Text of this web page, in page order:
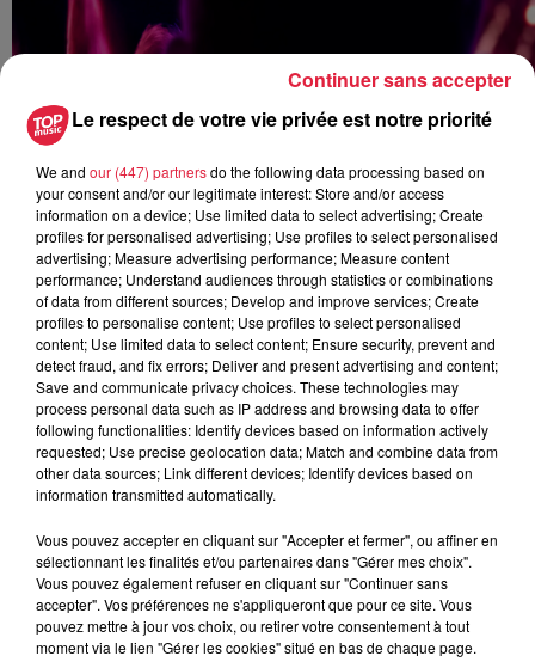
Il n’y a plus d'arrêté préfectoral en vigueur dans le Bas-Rhin
qui interdit les feux d’artifice. Mais en raison de la
sécheresse et des risques de feux de forêts, la préfète du
Bas-Rhin déconseille les tirs de feux d’artifice.
Le respect de votre vie privée est notre priorité
We and our (447) partnersdo the following data processing based on
your consent and/or our legitimate interest: Store and/or access
information on a device; Use limited data to select advertising; Create
profiles for personalised advertising; Use profiles to select personalised
advertising; Measure advertising performance; Measure content
performance; Understand audiences through statistics or combinations
of data from different sources; Develop and improve services; Create
profiles to personalise content; Use profiles to select personalised
content; Use limited data to select content; Ensure security, prevent and
detect fraud, and fix errors; Deliver and present advertising and content;
Save and communicate privacy choices. These technologies may
process personal data such as IP address and browsing data to offer
following functionalities: Identify devices based on information actively
requested; Use precise geolocation data; Match and combine data from
other data sources; Link different devices; Identify devices based on
information transmitted automatically.
Vous pouvez accepter en cliquant sur "Accepter et fermer", ou affiner en
sélectionnant les finalités et/ou partenaires dans "Gérer mes choix".
Vous pouvez également refuser en cliquant sur "Continuer sans
accepter". Vos préférences ne s'appliqueront que pour ce site. Vous
pouvez mettre à jour vos choix, ou retirer votre consentement à tout
moment via le lien "Gérer les cookies" situé en bas de chaque page.
Continuer sans accepter